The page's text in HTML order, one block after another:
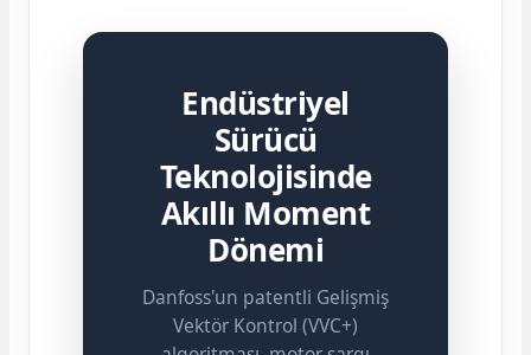
Endüstriyel
Sürücü
Teknolojisinde
Akıllı Moment
Dönemi
Danfoss'un patentli Gelişmiş
Vektör Kontrol (VVC+)